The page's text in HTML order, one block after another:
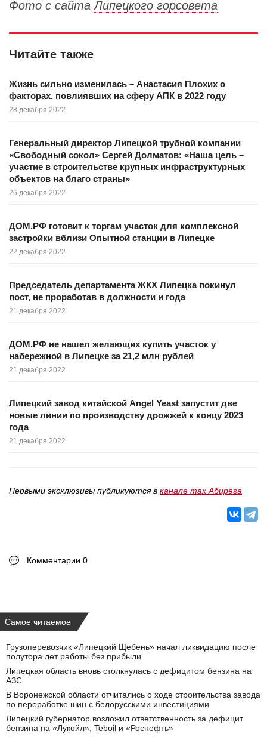
Фото с сайтаЛипецкого горсовета
Читайте также
Жизнь сильно изменилась – Анастасия Плохих о
факторах, повлиявших на сферу АПК в 2022 году
28 декабря 2022
Генеральный директор Липецкой трубной компании
«Свободный сокол» Сергей Долматов: «Наша цель –
участие в строительстве крупных инфраструктурных
объектов на благо страны»
26 декабря 2022
ДОМ.РФ готовит к торгам участок для комплексной
застройки вблизи Опытной станции в Липецке
22 декабря 2022
Председатель департамента ЖКХ Липецка покинул
пост, не проработав в должности и года
21 декабря 2022
ДОМ.РФ не нашел желающих купить участок у
набережной в Липецке за 21,2 млн рублей
21 декабря 2022
Липецкий завод китайской Angel Yeast запустит две
новые линии по производству дрожжей к концу 2023
года
21 декабря 2022
Первыми эксклюзивы публикуются в канале max Абирега
Комментарии 0
Самое читаемое
Грузоперевозчик «Липецкий Щебень» начал ликвидацию после
полутора лет работы без прибыли
Липецкая область вновь столкнулась с дефицитом бензина на
АЗС
В Воронежской области отчитались о ходе строительства завода
по переработке шин с белорусскими инвестициями
Липецкий губернатор возложил ответственность за дефицит
бензина на «Лукойл», Teboil и «Роснефть»